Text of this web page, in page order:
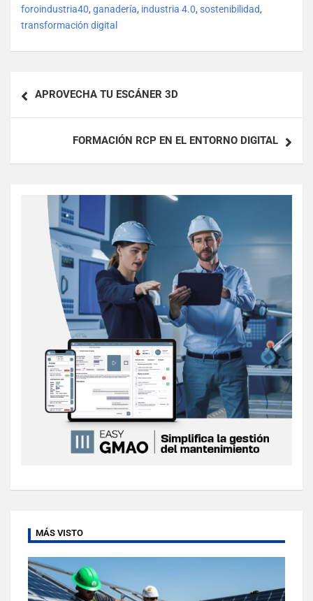
foroindustria40, ganadería, industria 4.0, sostenibilidad,
transformación digital
APROVECHA TU ESCÁNER 3D
FORMACIÓN RCP EN EL ENTORNO DIGITAL
MÁS VISTO